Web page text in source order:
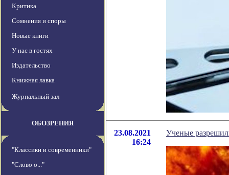
Критика
Сомнения и споры
Новые книги
У нас в гостях
Издательство
Книжная лавка
Журнальный зал
ОБОЗРЕНИЯ
"Классики и современники"
"Слово о..."
23.08.2021
16:24
Ученые